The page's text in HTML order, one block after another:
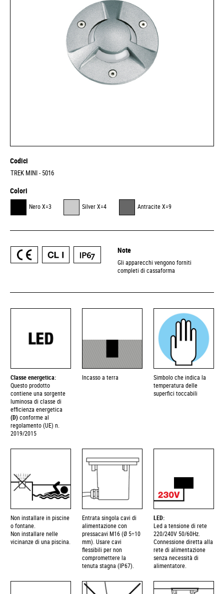
Codici
TREK MINI - 5016
Colori
Nero X=3 Silver X=4 Antracite X=9
Note
Gli apparecchi vengono forniti
completi di cassaforma
Classe energetica:
Questo prodotto
contiene una sorgente
luminosa di classe di
efficienza energetica
(D) conforme al
regolamento (UE) n.
2019/2015
Incasso a terra
Simbolo che indica la
temperatura delle
superfici toccabili
Non installare in piscine
o fontane.
Non installare nelle
vicinanze di una piscina.
Entrata singola cavi di
alimentazione con
pressacavi M16 (Ø 5÷10
mm). Usare cavi
flessibili per non
compromettere la
tenuta stagna (IP67).
LED:
Led a tensione di rete
220/240V 50/60Hz.
Connessione diretta alla
rete di alimentazione
senza necessità di
alimentatore.